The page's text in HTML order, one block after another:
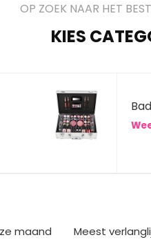
OP ZOEK NAAR HET
KIES
maand Meest